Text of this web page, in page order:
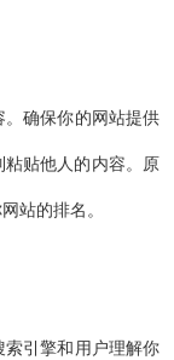
确保你的网站提供
贴他人的内容。原
站的排名。
引擎和用户理解你